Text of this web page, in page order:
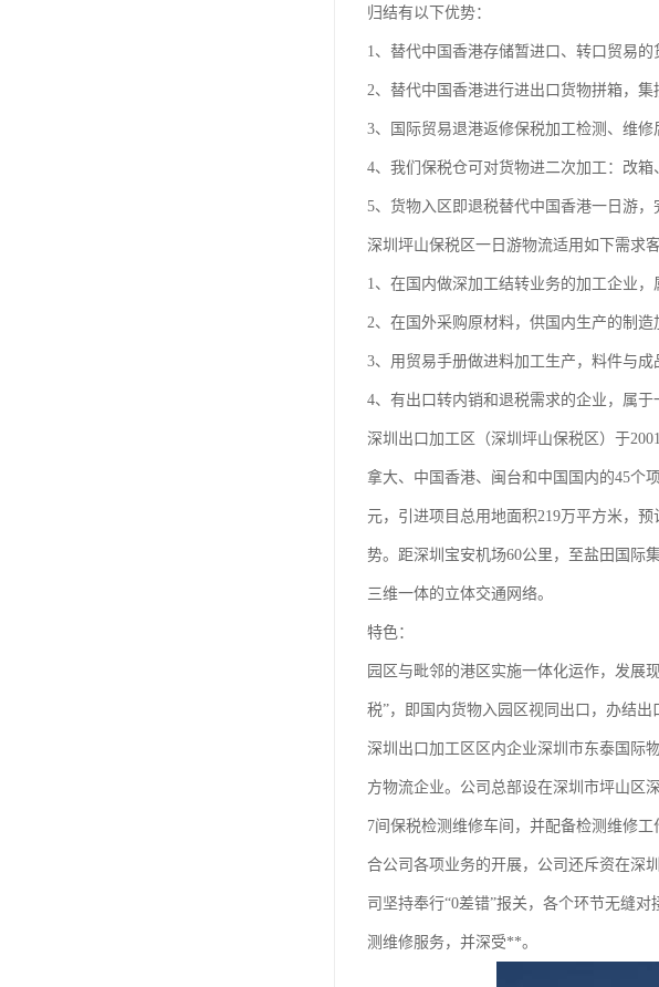
归结有以下优势：
1、替代中国香港存储暂进口、转口贸易的
2、替代中国香港进行进出口货物拼箱，集
3、国际贸易退港返修保税加工检测、维修
4、我们保税仓可对货物进二次加工：改
5、货物入区即退税替代中国香港一日游，
深圳坪山保税区一日游物流适用如下需求
1、在国内做深加工结转业务的加工企业
2、在国外采购原材料，供国内生产的制造
3、用贸易手册做进料加工生产，料件与成
4、有出口转内销和退税需求的企业，属于
深圳出口加工区（深圳坪山保税区）于
拿大、中国香港、闽台和中国国内的45个
元，引进项目总用地面积219万平方米，
势。距深圳宝安机场60公里，至盐田国际
三维一体的立体交通网络。
特色：
园区与毗邻的港区实施一体化运作，发展
税”，即国内货物入园区视同出口，办结出
深圳出口加工区区内企业深圳市东泰国际
方物流企业。公司总部设在深圳市坪山区
7间保税检测维修车间，并配备检测维修
合公司各项业务的开展，公司还斥资在深
司坚持奉行“0差错”报关，各个环节无缝
测维修服务，并深受**。